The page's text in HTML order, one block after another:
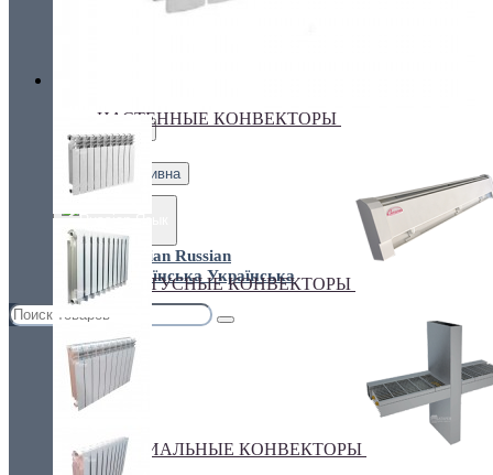
€ Euro
грн. Гривна
Russian
Українська
НАСТЕННЫЕ КОНВЕКТОРЫ
ПЛИНТУСНЫЕ КОНВЕКТОРЫ
СПЕЦИАЛЬНЫЕ КОНВЕКТОРЫ